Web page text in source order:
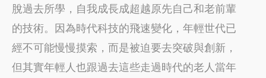
脫過去所學，自我成長成超越原先自己和老前輩
的技術。因為時代科技的飛速變化，年輕世代已
經不可能慢慢摸索，而是被迫要去突破與創新，
但其實年輕人也跟過去這些走過時代的老人當年